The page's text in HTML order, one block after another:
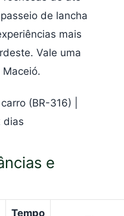
de lancha
mais
Vale uma
(BR-316) |
dias
e
Tempo